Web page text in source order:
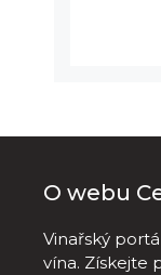
O webu
Vinařský
vína. Získejte